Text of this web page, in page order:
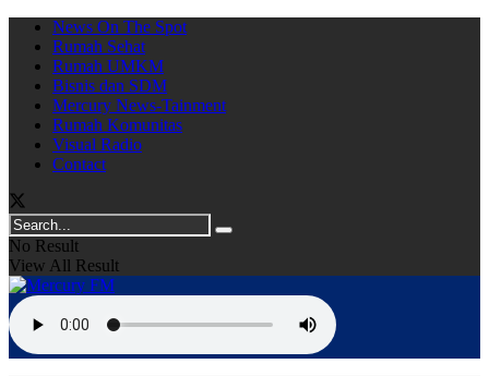
News On The Spot
Rumah Sehat
Rumah UMKM
Bisnis dan SDM
Mercury News-Tainment
Rumah Komunitas
Visual Radio
Contact
No Result
View All Result